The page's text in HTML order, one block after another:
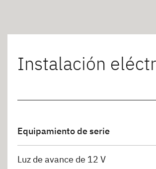
Instalación
Equipamiento de serie
Luz de avance de 12 V